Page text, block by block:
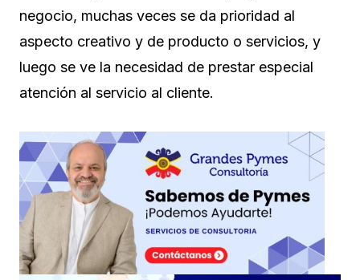
negocio, muchas veces se da prioridad al
aspecto creativo y de producto o servicios, y
luego se ve la necesidad de prestar especial
atención al servicio al cliente.